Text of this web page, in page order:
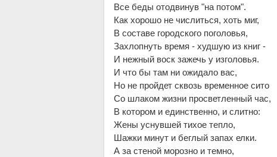
Все беды отодвинув "на потом".
Как хорошо не числиться, хоть миг,
В составе городского поголовья,
Захлопнуть время - худшую из книг -
И нежный воск зажечь у изголовья.
И что бы там ни ожидало вас,
Но не пройдет сквозь временное сито
Со шлаком жизни просветленный час,
В котором и единственно, и слитно:
Жены уснувшей тихое тепло,
Шажки минут и беглый запах елки.
А за стеной морозно и темно,